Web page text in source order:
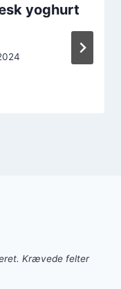
yoghurt
Krævede felter